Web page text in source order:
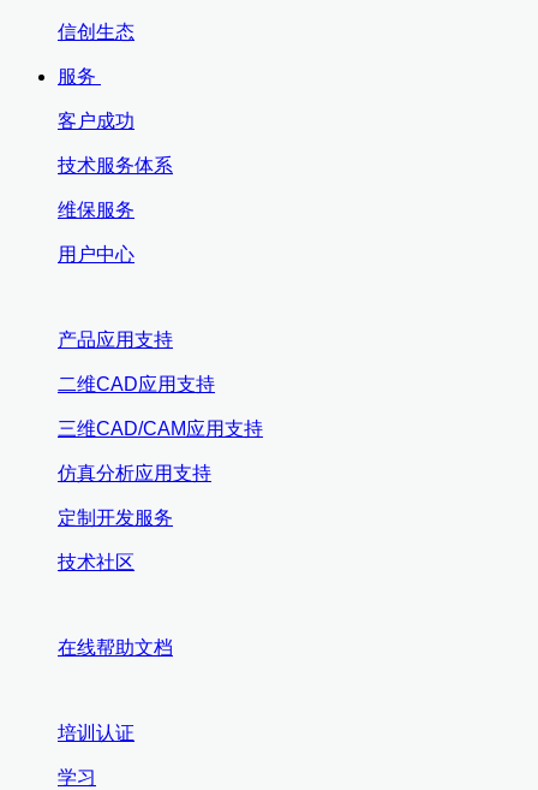
信创生态
服务
客户成功
技术服务体系
维保服务
用户中心
产品应用支持
二维CAD应用支持
三维CAD/CAM应用支持
仿真分析应用支持
定制开发服务
技术社区
在线帮助文档
培训认证
学习